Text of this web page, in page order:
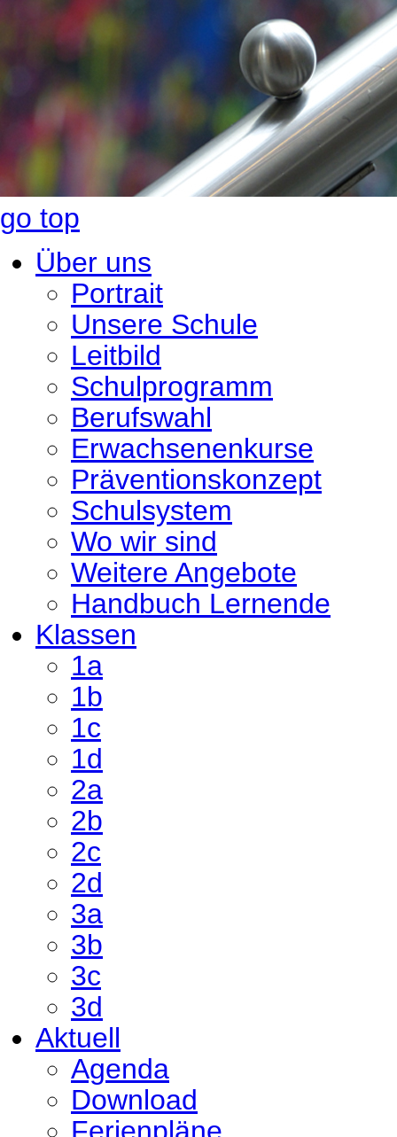
go top
Über uns
Portrait
Unsere Schule
Leitbild
Schulprogramm
Berufswahl
Erwachsenenkurse
Präventionskonzept
Schulsystem
Wo wir sind
Weitere Angebote
Handbuch Lernende
Klassen
1a
1b
1c
1d
2a
2b
2c
2d
3a
3b
3c
3d
Aktuell
Agenda
Download